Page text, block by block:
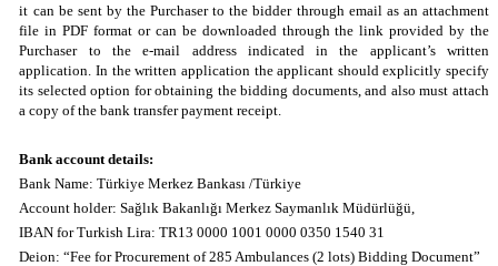
it can be sent by the Purchaser to the bidder through email as an attachment
file in PDF format or can be downloaded through the link provided by the
Purchaser to the e-mail address indicated in the applicant’s written
application. In the written application the applicant should explicitly specify
its selected option for obtaining the bidding documents, and also must attach
a copy of the bank transfer payment receipt.
Bank account details:
Bank Name: Türkiye Merkez Bankası /Türkiye
Account holder: Sağlık Bakanlığı Merkez Saymanlık Müdürlüğü,
IBAN for Turkish Lira: TR13 0000 1001 0000 0350 1540 31
Deion: “Fee for Procurement of 285 Ambulances (2 lots) Bidding Document”